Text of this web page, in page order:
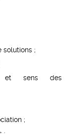
solutions ;
et sens des
;